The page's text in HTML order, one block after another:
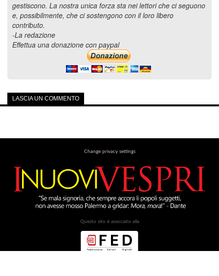
gestiscono. La nostra unica forza sta nei lettori che ci seguono
e, possibilmente, che ci sostengono con il loro libero
contributo.
-La redazione
Effettua una donazione con paypal
LASCIA UN COMMENTO
Change privacy settings
Questo sito è associato alla